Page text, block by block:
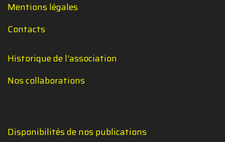
Mentions légales
Contacts
Historique de l'association
Nos collaborations
Disponibilités de nos publications